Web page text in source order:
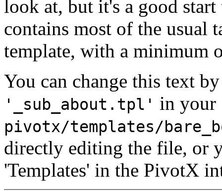
look at, but it's a good
contains most of the usual
template, with a minimum
You can change this text
'_sub_about.tpl' in your
pivotx/templates/
directly editing the file, or
'Templates' in the PivotX